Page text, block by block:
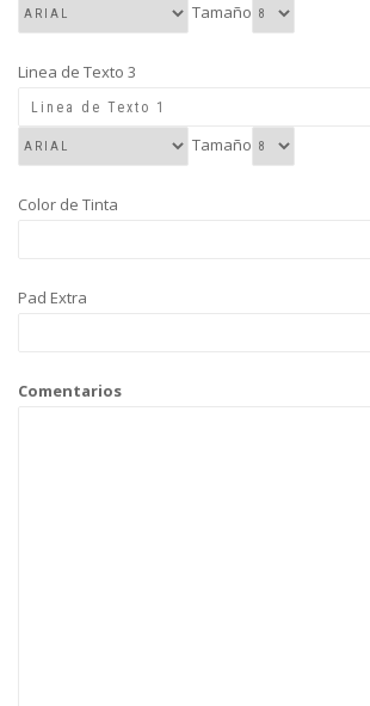
Tamaño
Linea de Texto 3
Tamaño
Color de Tinta
Pad Extra
Comentarios